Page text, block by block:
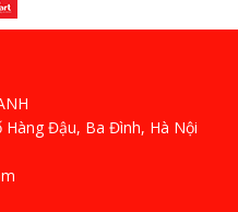
Đậu, Ba Đình, Hà Nội